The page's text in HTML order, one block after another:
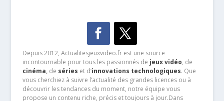
Depuis 2012, Actualitesjeuxvideo.fr est une source
incontournable pour tous les passionnés de jeux vidéo, de
cinéma,de séries et d’innovations technologiques. Que
vous cherchiez à suivre l’actualité des grandes licences ou à
découvrir les tendances du moment, notre équipe vous
propose un contenu riche, précis et toujours à jour.Dans